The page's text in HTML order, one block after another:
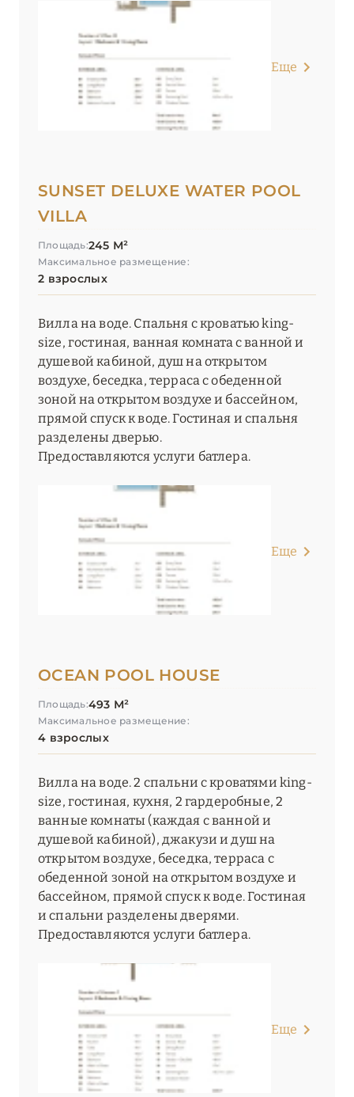
Еще
SUNSET DELUXE WATER POOL
VILLA
Площадь:245 М²
Максимальное размещение:
2 взрослых
Вилла на воде. Спальня с кроватью king-
size, гостиная, ванная комната с ванной и
душевой кабиной, душ на открытом
воздухе, беседка, терраса с обеденной
зоной на открытом воздухе и бассейном,
прямой спуск к воде. Гостиная и спальня
разделены дверью.
Предоставляются услуги батлера.
Еще
OCEAN POOL HOUSE
Площадь:493 М²
Максимальное размещение:
4 взрослых
Вилла на воде. 2 спальни с кроватями king-
size, гостиная, кухня, 2 гардеробные, 2
ванные комнаты (каждая с ванной и
душевой кабиной), джакузи и душ на
открытом воздухе, беседка, терраса с
обеденной зоной на открытом воздухе и
бассейном, прямой спуск к воде. Гостиная
и спальни разделены дверями.
Предоставляются услуги батлера.
Еще